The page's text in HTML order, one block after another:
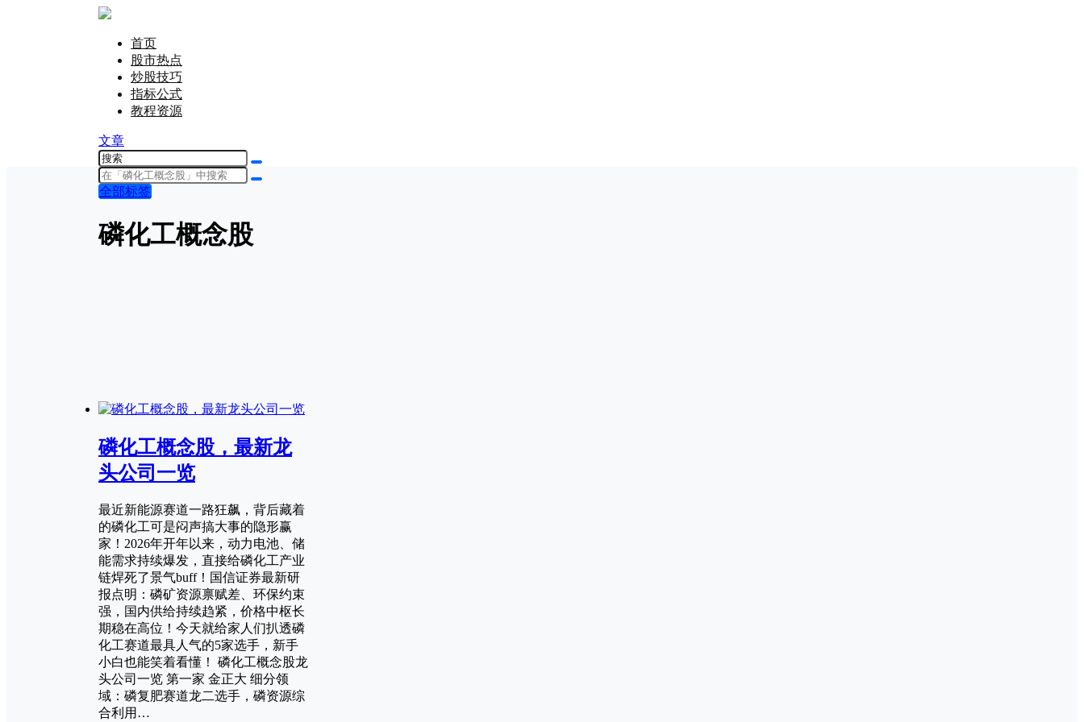
首页
股市热点
炒股技巧
指标公式
教程资源
文章
全部标签
磷化工概念股
磷化工概念股，最新龙
头公司一览
最近新能源赛道一路狂飙，背后藏着
的磷化工可是闷声搞大事的隐形赢
家！2026年开年以来，动力电池、储
能需求持续爆发，直接给磷化工产业
链焊死了景气buff！国信证券最新研
报点明：磷矿资源禀赋差、环保约束
强，国内供给持续趋紧，价格中枢长
期稳在高位！今天就给家人们扒透磷
化工赛道最具人气的5家选手，新手
小白也能笑着看懂！ 磷化工概念股龙
头公司一览 第一家 金正大 细分领
域：磷复肥赛道龙二选手，磷资源综
合利用…